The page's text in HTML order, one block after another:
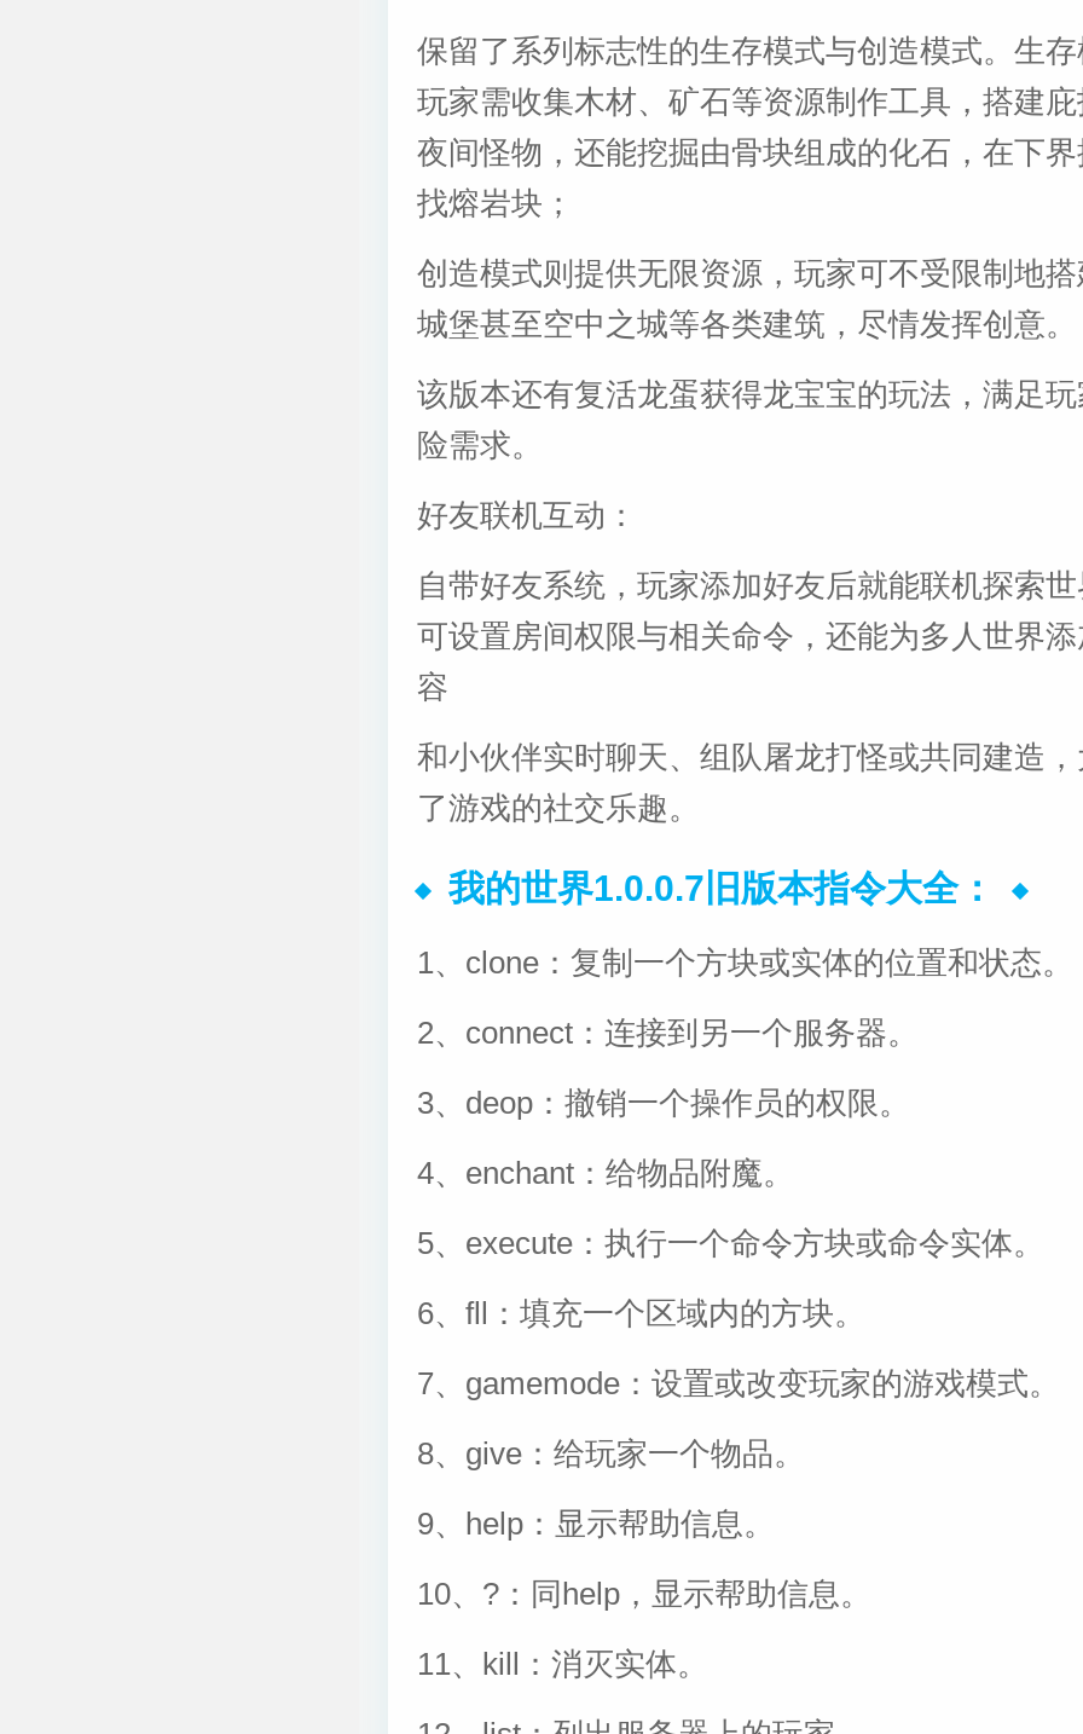
保留了系列标志性的生存模式与创造模式。生
玩家需收集木材、矿石等资源制作工具，搭建
夜间怪物，还能挖掘由骨块组成的化石，在下
找熔岩块；
创造模式则提供无限资源，玩家可不受限制地
城堡甚至空中之城等各类建筑，尽情发挥创意。
该版本还有复活龙蛋获得龙宝宝的玩法，满足
险需求。
好友联机互动：
自带好友系统，玩家添加好友后就能联机探索
可设置房间权限与相关命令，还能为多人世界
容
和小伙伴实时聊天、组队屠龙打怪或共同建造
了游戏的社交乐趣。
我的世界1.0.0.7旧版本指令大全：
1、clone：复制一个方块或实体的位置和状态。
2、connect：连接到另一个服务器。
3、deop：撤销一个操作员的权限。
4、enchant：给物品附魔。
5、execute：执行一个命令方块或命令实体。
6、fll：填充一个区域内的方块。
7、gamemode：设置或改变玩家的游戏模式。
8、give：给玩家一个物品。
9、help：显示帮助信息。
10、?：同help，显示帮助信息。
11、kill：消灭实体。